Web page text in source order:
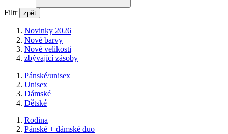
Filtr zpět
Novinky 2026
Nové barvy
Nové velikosti
zbývající zásoby
Pánské/unisex
Unisex
Dámské
Dětské
Rodina
Pánské + dámské duo